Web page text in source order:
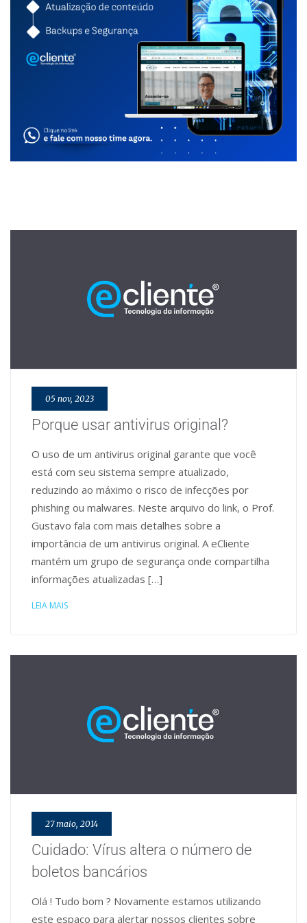
05 nov, 2023
Porque usar antivirus original?
O uso de um antivirus original garante que você
está com seu sistema sempre atualizado,
reduzindo ao máximo o risco de infecções por
phishing ou malwares. Neste arquivo do link, o Prof.
Gustavo fala com mais detalhes sobre a
importância de um antivirus original. A eCliente
mantém um grupo de segurança onde compartilha
informações atualizadas […]
LEIA MAIS
27 maio, 2014
Cuidado: Vírus altera o número de
boletos bancários
Olá ! Tudo bom ? Novamente estamos utilizando
este espaço para alertar nossos clientes sobre